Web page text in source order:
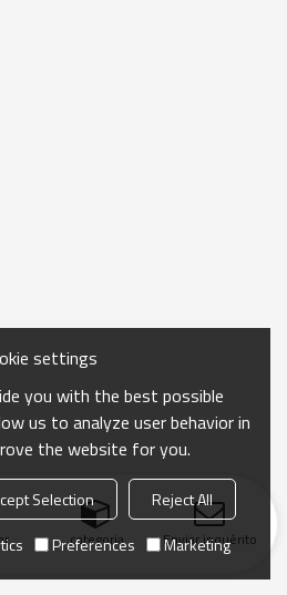
categoria Enviar inquérito
settings
you with the best possible
us to analyze user behavior in
the website for you.
Selection
Reject All
Preferences Marketing